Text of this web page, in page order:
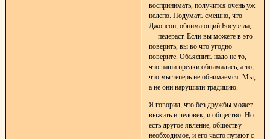
воспринимать, получится очень уж
нелепо. Подумать смешно, что
Джонсон, обнимающий Босуэлла,
— педераст. Если вы можете в это
поверить, вы во что угодно
поверите. Объяснить надо не то,
что наши предки обнимались, а то,
что мы теперь не обнимаемся. Мы,
а не они нарушили традицию.
Я говорил, что без дружбы может
выжить и человек, и общество. Но
есть другое явление, обществу
необходимое, и его часто путают с